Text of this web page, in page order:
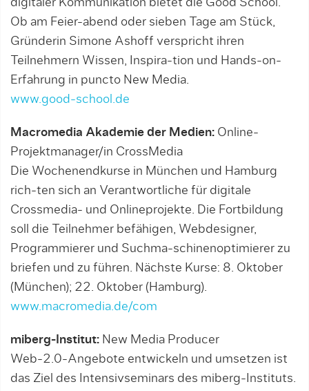
digitaler Kommunikation bietet die Good School.
Ob am Feier-abend oder sieben Tage am Stück,
Gründerin Simone Ashoff verspricht ihren
Teilnehmern Wissen, Inspira-tion und Hands-on-
Erfahrung in puncto New Media.
www.good-school.de
Macromedia Akademie der Medien: Online-
Projektmanager/in CrossMedia
Die Wochenendkurse in München und Hamburg
rich-ten sich an Verantwortliche für digitale
Crossmedia- und Onlineprojekte. Die Fortbildung
soll die Teilnehmer befähigen, Webdesigner,
Programmierer und Suchma-schinenoptimierer zu
briefen und zu führen. Nächste Kurse: 8. Oktober
(München); 22. Oktober (Hamburg).
www.macromedia.de/com
miberg-Institut: New Media Producer
Web-2.0-Angebote entwickeln und umsetzen ist
das Ziel des Intensivseminars des miberg-Instituts.